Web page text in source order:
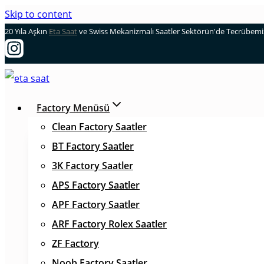
Skip to content
20 Yıla Aşkın Eta Saatve Swiss Mekanizmalı Saatler Sektörün'de
Factory Menüsü
Clean Factory Saatler
BT Factory Saatler
3K Factory Saatler
APS Factory Saatler
APF Factory Saatler
ARF Factory Rolex Saatler
ZF Factory